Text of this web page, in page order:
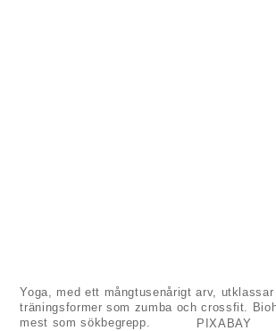
Yoga, med ett mångtusenårigt arv,
träningsformer som zumba och crossfit.
mest som sökbegrepp.
PIXABAY